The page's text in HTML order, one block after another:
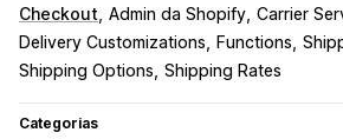
Checkout Admin da Shopify Carrier
Delivery Customizations
Functions
Shipping Options Shipping Rates
Categorias